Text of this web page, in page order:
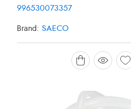
996530073357
Brand: SAECO